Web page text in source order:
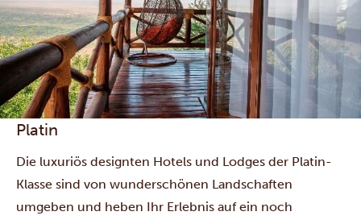
Platin
Die luxuriös designten Hotels und Lodges der Platin-
Klasse sind von wunderschönen Landschaften
umgeben und heben Ihr Erlebnis auf ein noch